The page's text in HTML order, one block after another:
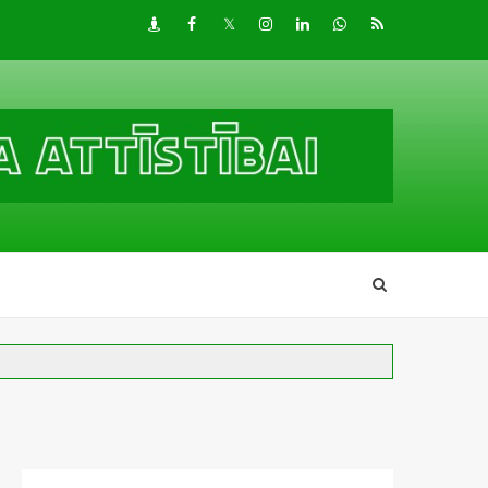
DraugiemFacebook
TwitterInstagram
LinkedInwhatsapp
RSS